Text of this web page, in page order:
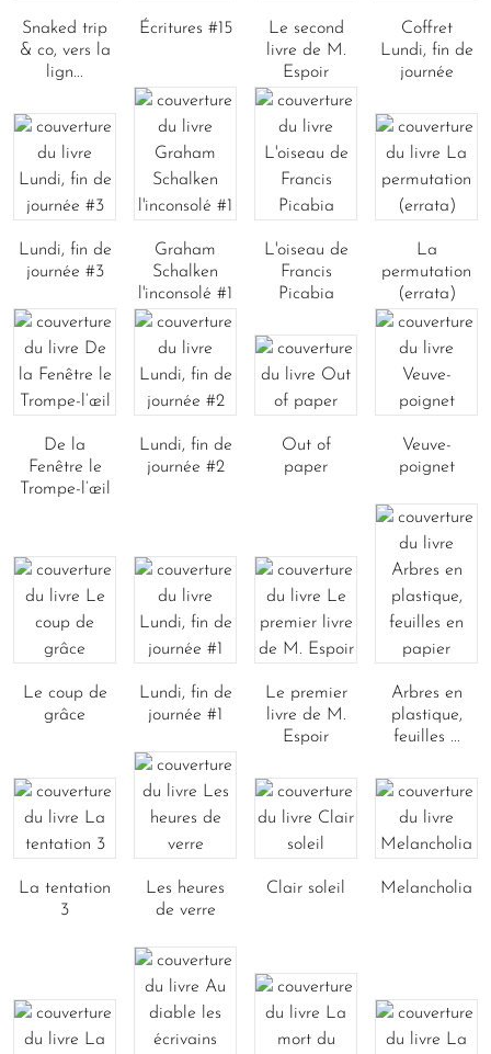
Snaked trip
& co, vers la
lign...
Écritures #15
Le second
livre de M.
Espoir
Coffret
Lundi, fin de
journée
Lundi, fin de
journée #3
Graham
Schalken
l'inconsolé #1
L'oiseau de
Francis
Picabia
La
permutation
(errata)
De la
Fenêtre le
Trompe-l’œil
Lundi, fin de
journée #2
Out of
paper
Veuve-
poignet
Le coup de
grâce
Lundi, fin de
journée #1
Le premier
livre de M.
Espoir
Arbres en
plastique,
feuilles ...
La tentation
3
Les heures
de verre
Clair soleil Melancholia